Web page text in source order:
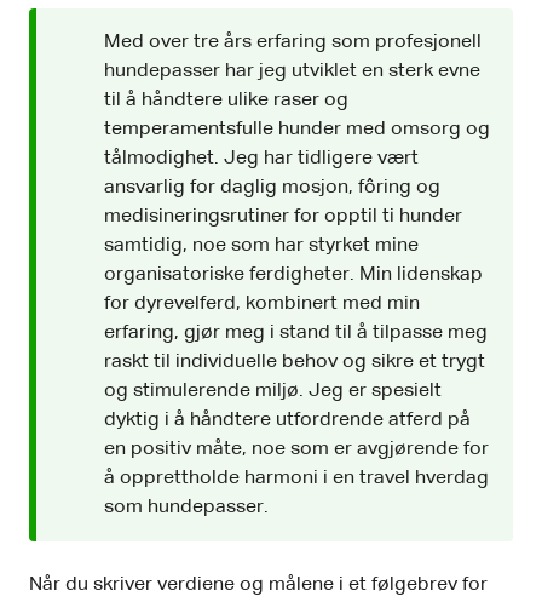
Med over tre års erfaring som profesjonell
hundepasser har jeg utviklet en sterk evne
til å håndtere ulike raser og
temperamentsfulle hunder med omsorg og
tålmodighet. Jeg har tidligere vært
ansvarlig for daglig mosjon, fôring og
medisineringsrutiner for opptil ti hunder
samtidig, noe som har styrket mine
organisatoriske ferdigheter. Min lidenskap
for dyrevelferd, kombinert med min
erfaring, gjør meg i stand til å tilpasse meg
raskt til individuelle behov og sikre et trygt
og stimulerende miljø. Jeg er spesielt
dyktig i å håndtere utfordrende atferd på
en positiv måte, noe som er avgjørende for
å opprettholde harmoni i en travel hverdag
som hundepasser.
Når du skriver verdiene og målene i et følgebrev for